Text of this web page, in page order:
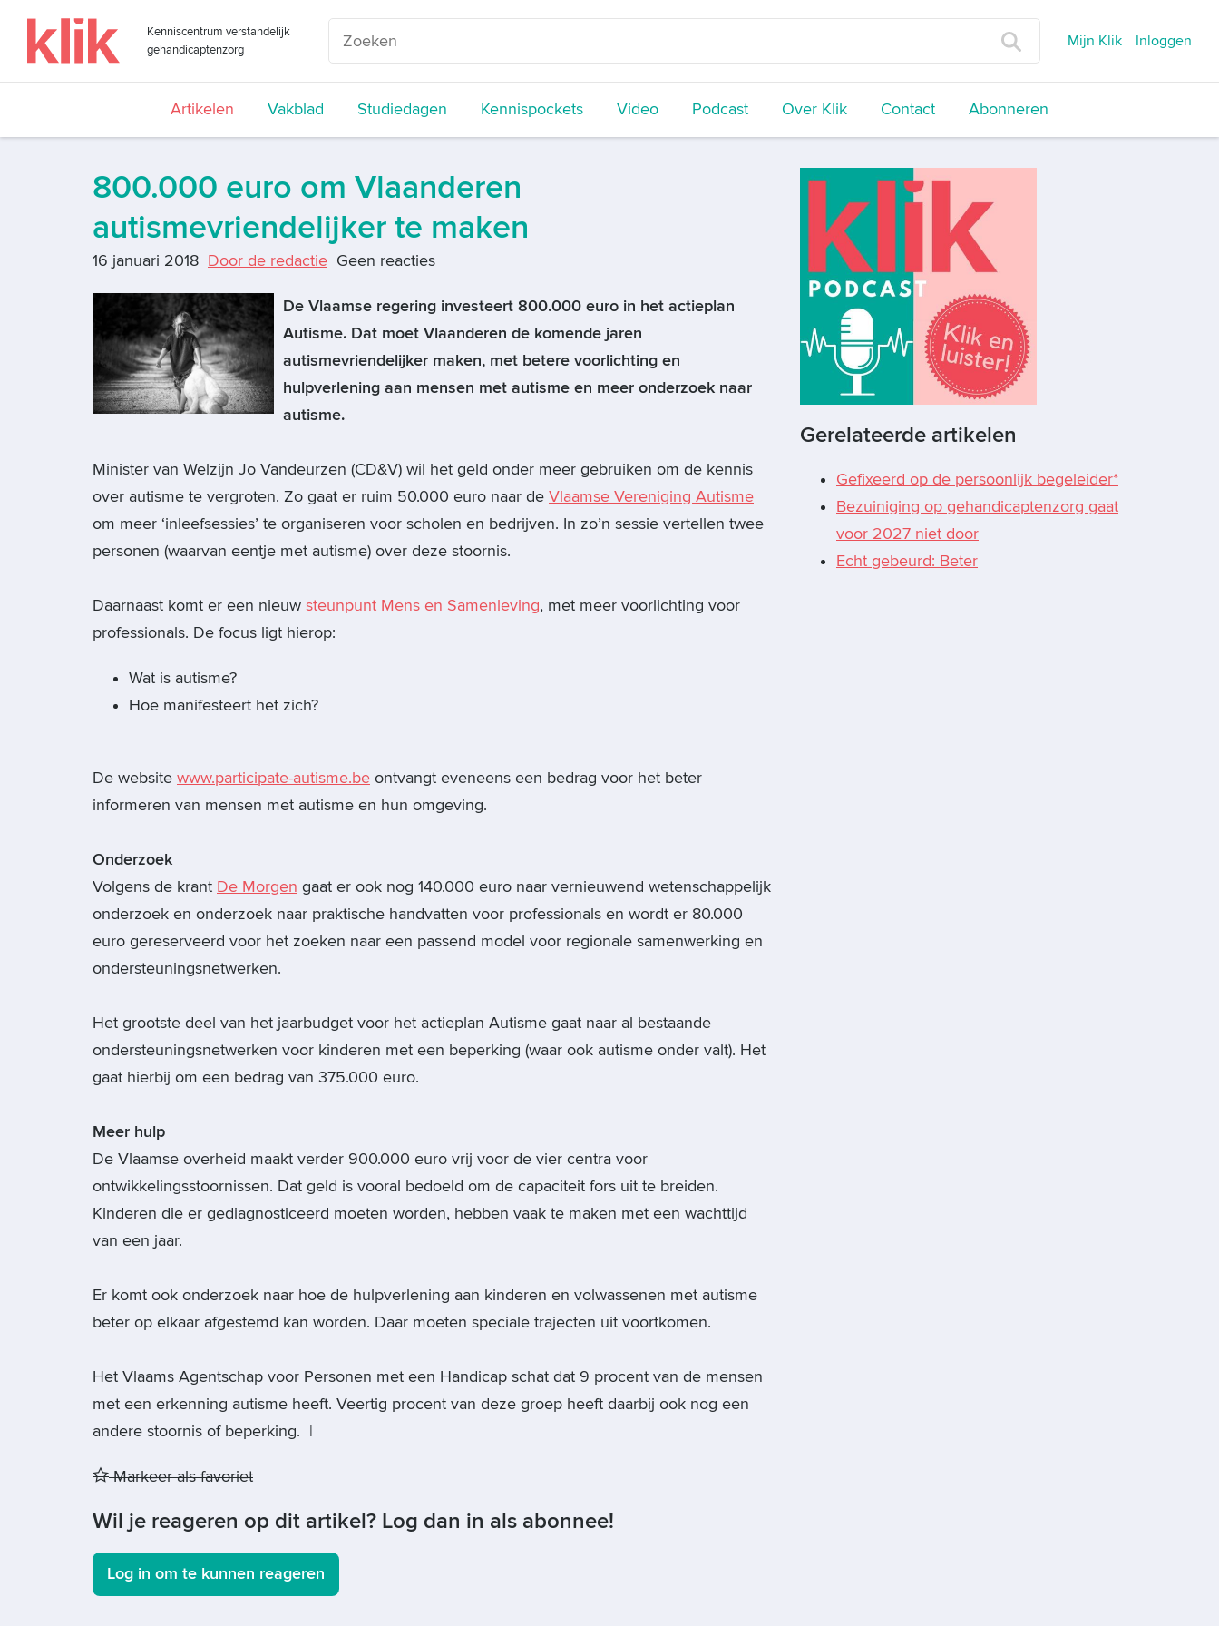
Kenniscentrum verstandelijk
gehandicaptenzorg
Mijn Klik Inloggen
Artikelen Vakblad Studiedagen Kennispockets Video Podcast Over Klik Contact Abonneren
800.000 euro om Vlaanderen
autismevriendelijker te maken
16 januari 2018 Door de redactie Geen reacties
De Vlaamse regering investeert 800.000 euro in het actieplan
Autisme. Dat moet Vlaanderen de komende jaren
autismevriendelijker maken, met betere voorlichting en
hulpverlening aan mensen met autisme en meer onderzoek naar
autisme.
Minister van Welzijn Jo Vandeurzen (CD&V) wil het geld onder meer gebruiken om de kennis
over autisme te vergroten. Zo gaat er ruim 50.000 euro naar de Vlaamse Vereniging Autisme
om meer ‘inleefsessies’ te organiseren voor scholen en bedrijven. In zo’n sessie vertellen twee
personen (waarvan eentje met autisme) over deze stoornis.
Daarnaast komt er een nieuw steunpunt Mens en Samenleving, met meer voorlichting voor
professionals. De focus ligt hierop:
Wat is autisme?
Hoe manifesteert het zich?
De website www.participate-autisme.be ontvangt eveneens een bedrag voor het beter
informeren van mensen met autisme en hun omgeving.
Onderzoek
Volgens de krant De Morgen gaat er ook nog 140.000 euro naar vernieuwend wetenschappelijk
onderzoek en onderzoek naar praktische handvatten voor professionals en wordt er 80.000
euro gereserveerd voor het zoeken naar een passend model voor regionale samenwerking en
ondersteuningsnetwerken.
Het grootste deel van het jaarbudget voor het actieplan Autisme gaat naar al bestaande
ondersteuningsnetwerken voor kinderen met een beperking (waar ook autisme onder valt). Het
gaat hierbij om een bedrag van 375.000 euro.
Meer hulp
De Vlaamse overheid maakt verder 900.000 euro vrij voor de vier centra voor
ontwikkelingsstoornissen. Dat geld is vooral bedoeld om de capaciteit fors uit te breiden.
Kinderen die er gediagnosticeerd moeten worden, hebben vaak te maken met een wachttijd
van een jaar.
Er komt ook onderzoek naar hoe de hulpverlening aan kinderen en volwassenen met autisme
beter op elkaar afgestemd kan worden. Daar moeten speciale trajecten uit voortkomen.
Het Vlaams Agentschap voor Personen met een Handicap schat dat 9 procent van de mensen
met een erkenning autisme heeft. Veertig procent van deze groep heeft daarbij ook nog een
andere stoornis of beperking. |
Markeer als favoriet
Wil je reageren op dit artikel? Log dan in als abonnee!
Log in om te kunnen reageren
Gerelateerde artikelen
Gefixeerd op de persoonlijk begeleider*
Bezuiniging op gehandicaptenzorg gaat
voor 2027 niet door
Echt gebeurd: Beter